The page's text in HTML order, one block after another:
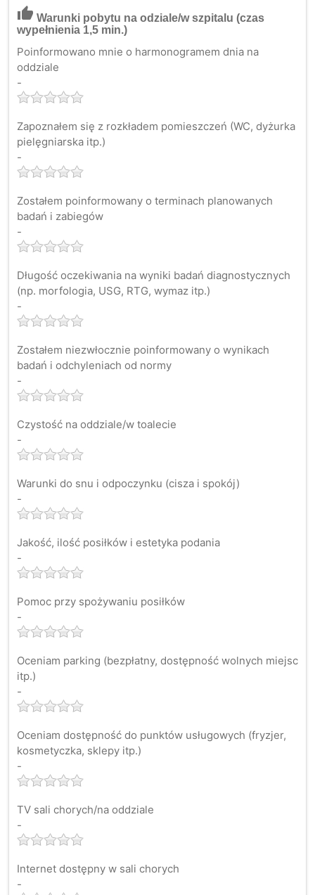
thumb_up Warunki pobytu na odziale/w szpitalu (czas
wypełnienia 1,5 min.)
Poinformowano mnie o harmonogramem dnia na
oddziale
-
Zapoznałem się z rozkładem pomieszczeń (WC, dyżurka
pielęgniarska itp.)
-
Zostałem poinformowany o terminach planowanych
badań i zabiegów
-
Długość oczekiwania na wyniki badań diagnostycznych
(np. morfologia, USG, RTG, wymaz itp.)
-
Zostałem niezwłocznie poinformowany o wynikach
badań i odchyleniach od normy
-
Czystość na oddziale/w toalecie
-
Warunki do snu i odpoczynku (cisza i spokój)
-
Jakość, ilość posiłków i estetyka podania
-
Pomoc przy spożywaniu posiłków
-
Oceniam parking (bezpłatny, dostępność wolnych miejsc
itp.)
-
Oceniam dostępność do punktów usługowych (fryzjer,
kosmetyczka, sklepy itp.)
-
TV sali chorych/na oddziale
-
Internet dostępny w sali chorych
-